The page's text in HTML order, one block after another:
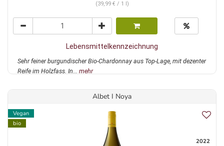
(39,99 € / 1 l)
Lebensmittelkennzeichnung
Sehr feiner burgundischer Bio-Chardonnay aus Top-Lage, mit dezenter
Reife im Holzfass. In... mehr
Albet I Noya
Vegan
bio
2022